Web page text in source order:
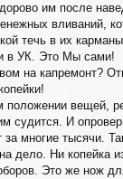
им после
вливаний,
течь в их
в УК. Это Мы сами!
на капремонт?
положении вещей,
судится. И
многие тысячи.
дело. Ни копейка
Это же нож